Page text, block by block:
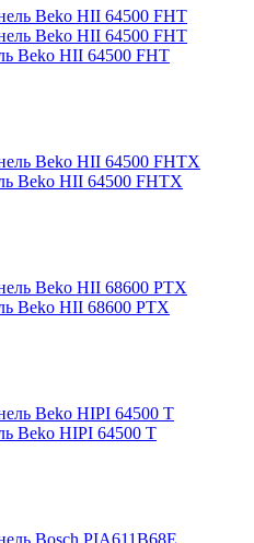
Beko HII 64500 FHT
Beko HII 64500 FHTX
Beko HII 68600 PTX
Beko HIPI 64500 T